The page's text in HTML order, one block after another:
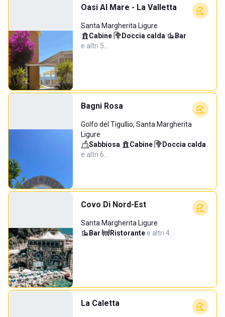
Oasi Al Mare - La Valletta
Santa Margherita Ligure
Cabine· Doccia calda· Bar·
e altri 5…
Bagni Rosa
Golfo del Tigullio, Santa Margherita
Ligure
Sabbiosa· Cabine· Doccia calda·
e altri 6…
Covo Di Nord-Est
Santa Margherita Ligure
Bar· Ristorante·e altri 4…
La Caletta